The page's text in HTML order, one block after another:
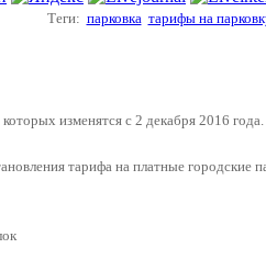
Теги: парковка тарифы на
изменятся с 2 декабря 2016 года.
тарифа на платные городские